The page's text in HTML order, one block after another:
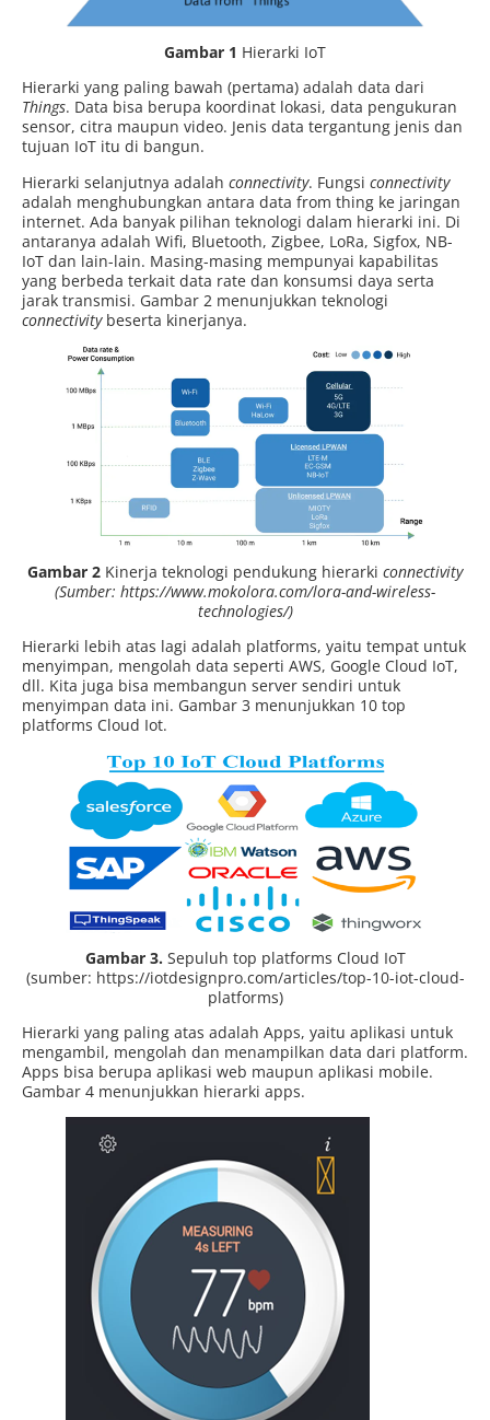
Gambar 1 Hierarki IoT
Hierarki yang paling bawah (pertama) adalah data dari
Things. Data bisa berupa koordinat lokasi, data pengukuran
sensor, citra maupun video. Jenis data tergantung jenis dan
tujuan IoT itu di bangun.
Hierarki selanjutnya adalah connectivity. Fungsi connectivity
adalah menghubungkan antara data from thing ke jaringan
internet. Ada banyak pilihan teknologi dalam hierarki ini. Di
antaranya adalah Wifi, Bluetooth, Zigbee, LoRa, Sigfox, NB-
IoT dan lain-lain. Masing-masing mempunyai kapabilitas
yang berbeda terkait data rate dan konsumsi daya serta
jarak transmisi. Gambar 2 menunjukkan teknologi
connectivitybeserta kinerjanya.
Gambar 2 Kinerja teknologi pendukung hierarki connectivity
(Sumber: https://www.mokolora.com/lora-and-wireless-
technologies/)
Hierarki lebih atas lagi adalah platforms, yaitu tempat untuk
menyimpan, mengolah data seperti AWS, Google Cloud IoT,
dll. Kita juga bisa membangun server sendiri untuk
menyimpan data ini. Gambar 3 menunjukkan 10 top
platforms Cloud Iot.
Gambar 3. Sepuluh top platforms Cloud IoT
(sumber: https://iotdesignpro.com/articles/top-10-iot-cloud-
platforms)
Hierarki yang paling atas adalah Apps, yaitu aplikasi untuk
mengambil, mengolah dan menampilkan data dari platform.
Apps bisa berupa aplikasi web maupun aplikasi mobile.
Gambar 4 menunjukkan hierarki apps.